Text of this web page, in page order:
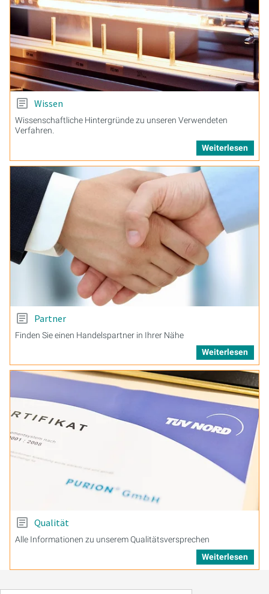
Wissen
Wissenschaftliche Hintergründe zu unseren Verwendeten
Verfahren.
Weiterlesen
Partner
Finden Sie einen Handelspartner in Ihrer Nähe
Weiterlesen
Qualität
Alle Informationen zu unserem Qualitätsversprechen
Weiterlesen